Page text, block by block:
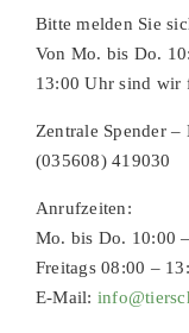
Bitte melden Sie
Von Mo. bis Do.
13:00 Uhr sind wir
Zentrale Spender
(035608) 419030
Anrufzeiten:
Mo. bis Do. 10:00
Freitags 08:00 –
E-Mail: